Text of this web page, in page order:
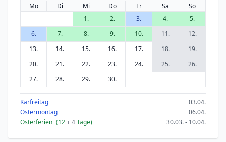
Mo Di Mi Do Fr Sa
So
1.
2. 3. 4.
5.
6.
7. 8. 9. 10. 11.
12.
13.
14. 15. 16. 17. 18.
19.
20.
21. 22. 23. 24. 25.
26.
27.
28. 29. 30.
Karfreitag
03.04.
Ostermontag
06.04.
Osterferien (12+ 4Tage) 30.03. - 10.04.